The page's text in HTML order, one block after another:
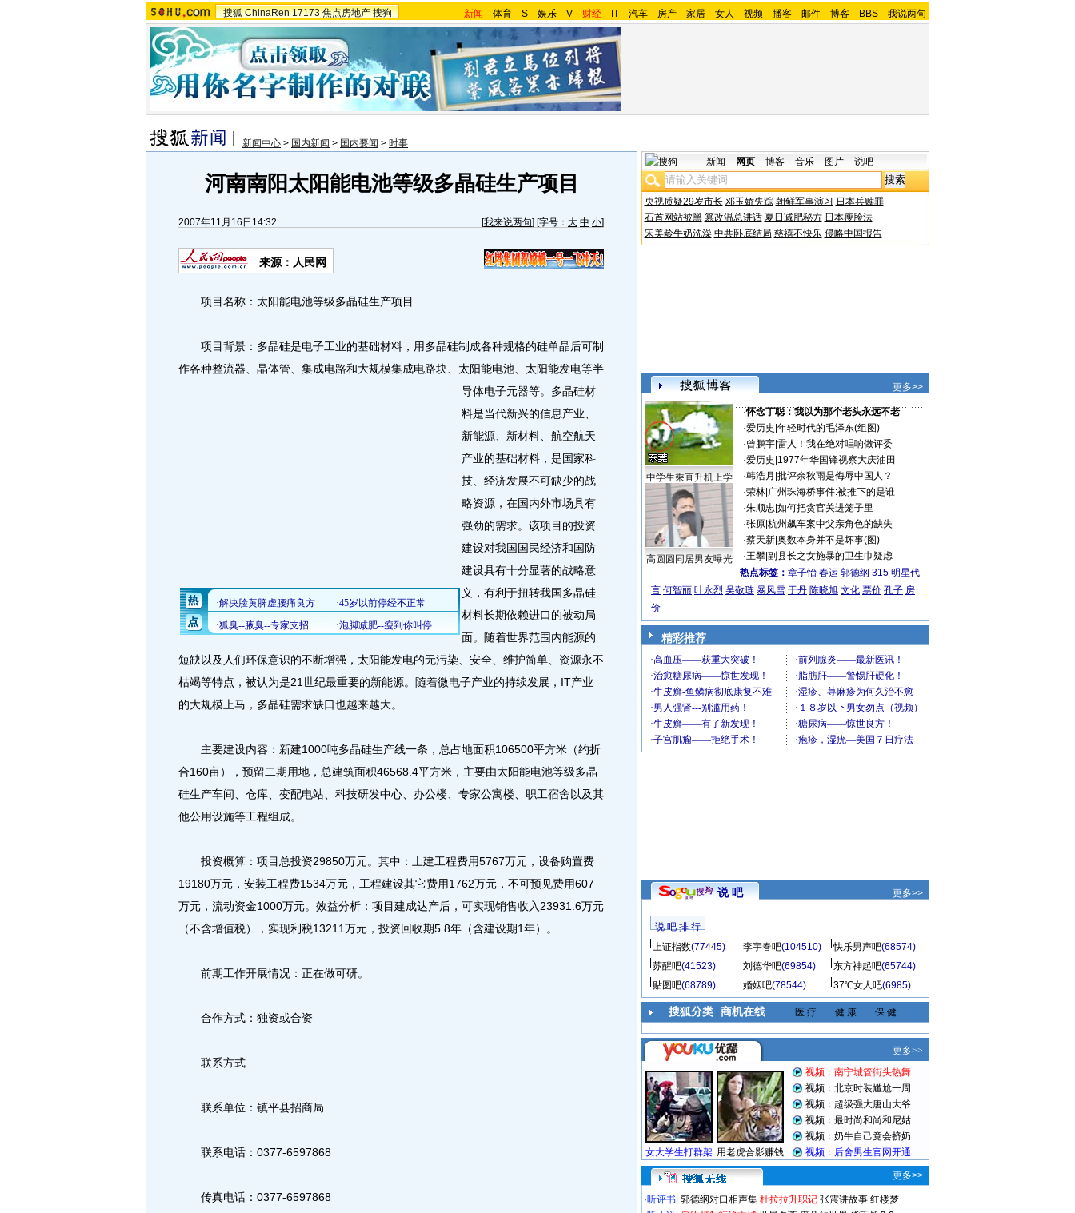
搜狐 ChinaRen 17173 焦点房地产 搜狗 新闻 - 体育 - S - 娱乐 - V - 财经 - IT - 汽车 - 房产 - 家居 - 女人 - 视频 - 播客 - 邮件 - 博客 - BBS - 我说两句
新闻中心 > 国内新闻 > 国内要闻 > 时事
河南南阳太阳能电池等级多晶硅生产项目
2007年11月16日14:32 [我来说两句] [字号： 大 中 小]
来源：人民网
项目名称：太阳能电池等级多晶硅生产项目
项目背景：多晶硅是电子工业的基础材料，用多晶硅制成各种规格的硅单晶后可制
作各种整流器、晶体管、集成电路和大规模集成电路块、太阳能电池、太阳能发电等半
导体电子元器等。 多晶硅材
料是当代新兴的信息产业、
新能源、新材料、航空航天
产业的基础材料，是国家科
技、经济发展不可缺少的战
略资源，在国内外市场具有
强劲的需求。该项目的投资
建设对我国国民经济和国防
建设具有十分显著的战略意
义，有利于扭转我国多晶硅
材料长期依赖进口的被动局
面。随着世界范围内能源的
短缺以及人们环保意识的不断增强，太阳能发电的无污染、安全、维护简单、资源永不
枯竭等特点，被认为是21世纪最重要的新能源。随着微电子产业的持续发展，IT产业
的大规模上马，多晶硅需求缺口也越来越大。
主要建设内容：新建1000吨多晶硅生产线一条，总占地面积106500平方米（约折
合160亩），预留二期用地，总建筑面积46568.4平方米，主要由太阳能电池等级多晶
硅生产车间、仓库、变配电站、科技研发中心、办公楼、专家公寓楼、职工宿舍以及其
他公用设施等工程组成。
投资概算：项目总投资29850万元。其中：土建工程费用5767万元，设备购置费
19180万元，安装工程费1534万元，工程建设其它费用1762万元，不可预见费用607
万元，流动资金1000万元。效益分析：项目建成达产后，可实现销售收入23931.6万元
（不含增值税），实现利税13211万元，投资回收期5.8年（含建设期1年）。
前期工作开展情况：正在做可研。
合作方式：独资或合资
联系方式
联系单位：镇平县招商局
联系电话：0377-6597868
传真电话：0377-6597868
新闻 网页 博客 音乐 图片 说吧
央视质疑29岁市长 邓玉娇失踪 朝鲜军事演习 日本兵赎罪
石首网站被黑 篡改温总讲话 夏日减肥秘方 日本瘦脸法
宋美龄牛奶洗澡 中共卧底结局 慈禧不快乐 侵略中国报告
更多>>
中学生乘直升机上学
高圆圆同居男友曝光
·怀念丁聪：我以为那个老头永远不老
·爱历史 年轻时代的毛泽东(组图)
·曾鹏宇| 雷人！我在绝对唱响做评委
·爱历史 1977年华国锋视察大庆油田
·韩浩月 批评余秋雨是侮辱中国人？
·荣林| 广州珠海桥事件:被推下的是谁
·朱顺忠 如何把贪官关进笼子里
·张原| 杭州飙车案中父亲角色的缺失
·蔡天新| 奥数本身并不是坏事(图)
·王攀| 副县长之女施暴的卫生巾疑虑
热点标签： 章子怡 春运 郭德纲 315 明星代
言 何智丽 叶永烈 吴敬琏 暴风雪 于丹 陈晓旭 文化 票价 孔子 房
价
精彩推荐
说 吧 更多>>
说 吧 排 行
上证指数(77445) 李宇春吧(104510) 快乐男声吧(68574)
苏醒吧(41523) 刘德华吧(69854) 东方神起吧(65744)
贴图吧(68789) 婚姻吧(78544) 37℃女人吧(6985)
搜狐分类| 商机在线 医 疗 健 康 保 健
更多>>
·听评书 郭德纲对口相声集 杜拉拉升职记 张震讲故事 红楼梦